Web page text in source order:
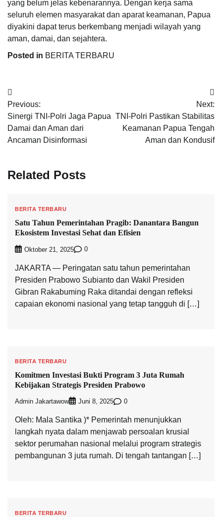
yang belum jelas kebenarannya. Dengan kerja sama
seluruh elemen masyarakat dan aparat keamanan, Papua
diyakini dapat terus berkembang menjadi wilayah yang
aman, damai, dan sejahtera.
Posted in BERITA TERBARU
Navigasi
pos
Previous:
Sinergi TNI-Polri Jaga Papua
Damai dan Aman dari
Ancaman Disinformasi
Next:
TNI-Polri Pastikan Stabilitas
Keamanan Papua Tengah
Aman dan Kondusif
Related Posts
BERITA TERBARU
Satu Tahun Pemerintahan Pragib: Danantara Bangun
Ekosistem Investasi Sehat dan Efisien
Oktober 21, 2025 0
JAKARTA — Peringatan satu tahun pemerintahan
Presiden Prabowo Subianto dan Wakil Presiden
Gibran Rakabuming Raka ditandai dengan refleksi
capaian ekonomi nasional yang tetap tangguh di […]
BERITA TERBARU
Komitmen Investasi Bukti Program 3 Juta Rumah
Kebijakan Strategis Presiden Prabowo
Admin Jakartawow Juni 8, 2025 0
Oleh: Mala Santika )* Pemerintah menunjukkan
langkah nyata dalam menjawab persoalan krusial
sektor perumahan nasional melalui program strategis
pembangunan 3 juta rumah. Di tengah tantangan […]
BERITA TERBARU